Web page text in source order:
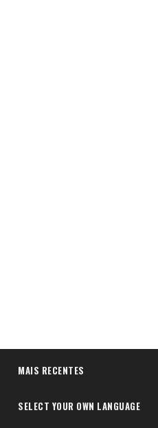
MAIS RECENTES
SELECT YOUR OWN LANGUAGE